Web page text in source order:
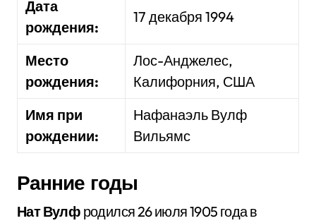
Дата
рождения:
17 декабря 1994
Место
рождения:
Лос-Анджелес,
Калифорния, США
Имя при
рождении:
Нафанаэль Вулф
Вильямс
Ранние годы
Нат Вулф родился 26 июля 1905 года в